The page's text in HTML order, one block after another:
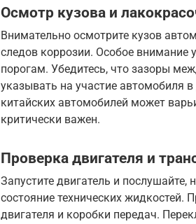
Осмотр кузова и
Внимательно осмотрите кузов
следов коррозии. Особое внимание
порогам. Убедитесь, что зазоры
указывать на участие автомобиля
китайских автомобилей может
критически важен.
Проверка двигателя и
Запустите двигатель и
состояние технических жидкостей.
двигателя и коробки передач.